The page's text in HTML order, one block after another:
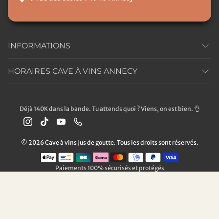
INFORMATIONS
HORAIRES CAVE À VINS ANNECY
Déjà 140K dans la bande. Tu attends quoi ? Viens, on est bien. 👌
© 2026 Cave à vins Jus de goutte. Tous les droits sont réservés.
Méthodes de paiement
Paiements 100% sécurisés et protégés